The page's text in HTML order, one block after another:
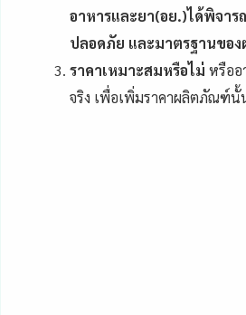
อาหารและยา(อย.)ได้พิจาร
ปลอดภัย และมาตรฐานขอ
ราคาเหมาะสมหรือไม่ หรืออ
จริง เพื่อเพิ่มราคาผลิตภัณฑ์นั้